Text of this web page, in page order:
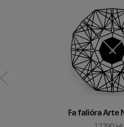
Fa falióra Arte